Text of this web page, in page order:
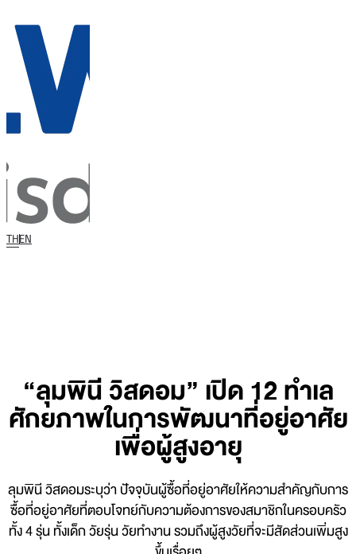
THEN
“ลุมพินี วิสดอม” เปิด 12 ทำเล
ศักยภาพในการพัฒนาที่อยู่อาศัย
เพื่อผู้สูงอายุ
ลุมพินี วิสดอมระบุว่า ปัจจุบันผู้ซื้อที่อยู่อาศัยให้ความสำคัญกับการ
ซื้อที่อยู่อาศัยที่ตอบโจทย์กับความต้องการของสมาชิกในครอบครัว
ทั้ง 4 รุ่น ทั้งเด็ก วัยรุ่น วัยทำงาน รวมถึงผู้สูงวัยที่จะมีสัดส่วนเพิ่มสูง